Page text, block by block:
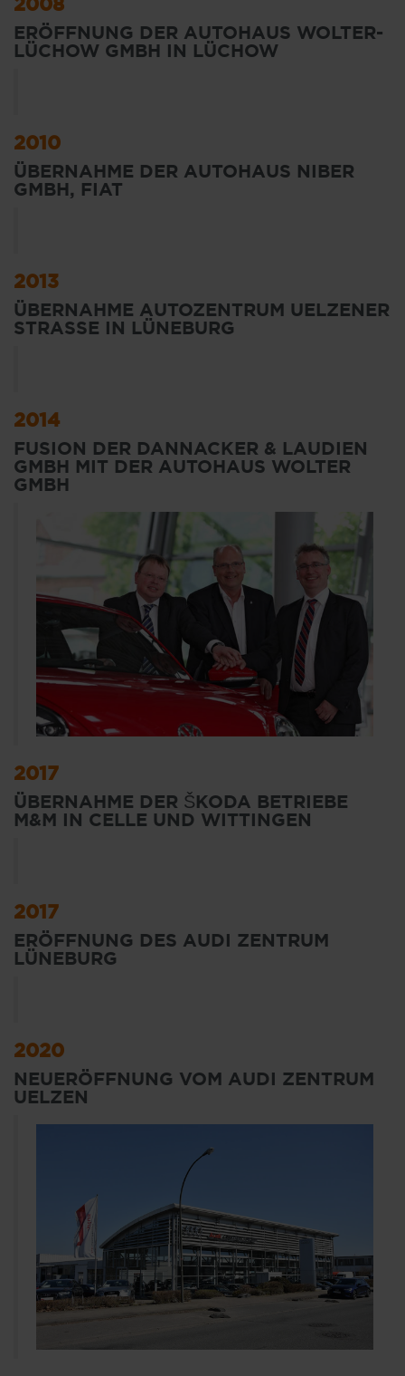
ERÖFFNUNG DER AUTOHAUS WOLTER-
LÜCHOW GMBH IN LÜCHOW
2010
ÜBERNAHME DER AUTOHAUS NIBER
GMBH, FIAT
2013
ÜBERNAHME AUTOZENTRUM UELZENER
STRASSE IN LÜNEBURG
2014
FUSION DER DANNACKER & LAUDIEN
GMBH MIT DER AUTOHAUS WOLTER
GMBH
2017
ÜBERNAHME DER ŠKODA BETRIEBE
M&M IN CELLE UND WITTINGEN
2017
ERÖFFNUNG DES AUDI ZENTRUM
LÜNEBURG
2020
NEUERÖFFNUNG VOM AUDI ZENTRUM
UELZEN